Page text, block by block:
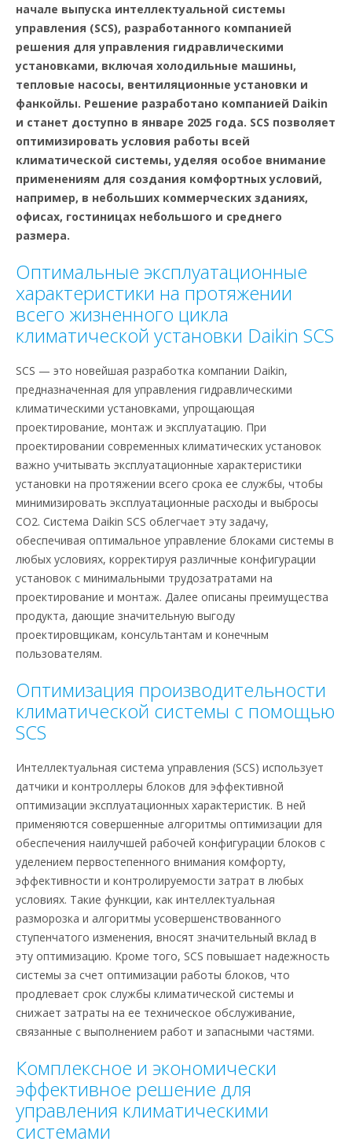
начале выпуска интеллектуальной системы
управления (SCS), разработанного компанией
решения для управления гидравлическими
установками, включая холодильные машины,
тепловые насосы, вентиляционные установки и
фанкойлы. Решение разработано компанией Daikin
и станет доступно в январе 2025 года. SCS позволяет
оптимизировать условия работы всей
климатической системы, уделяя особое внимание
применениям для создания комфортных условий,
например, в небольших коммерческих зданиях,
офисах, гостиницах небольшого и среднего
размера.
Оптимальные эксплуатационные
характеристики на протяжении
всего жизненного цикла
климатической установки Daikin SCS
SCS — это новейшая разработка компании Daikin,
предназначенная для управления гидравлическими
климатическими установками, упрощающая
проектирование, монтаж и эксплуатацию. При
проектировании современных климатических установок
важно учитывать эксплуатационные характеристики
установки на протяжении всего срока ее службы, чтобы
минимизировать эксплуатационные расходы и выбросы
CO2. Система Daikin SCS облегчает эту задачу,
обеспечивая оптимальное управление блоками системы в
любых условиях, корректируя различные конфигурации
установок с минимальными трудозатратами на
проектирование и монтаж. Далее описаны преимущества
продукта, дающие значительную выгоду
проектировщикам, консультантам и конечным
пользователям.
Оптимизация производительности
климатической системы с помощью
SCS
Интеллектуальная система управления (SCS) использует
датчики и контроллеры блоков для эффективной
оптимизации эксплуатационных характеристик. В ней
применяются совершенные алгоритмы оптимизации для
обеспечения наилучшей рабочей конфигурации блоков с
уделением первостепенного внимания комфорту,
эффективности и контролируемости затрат в любых
условиях. Такие функции, как интеллектуальная
разморозка и алгоритмы усовершенствованного
ступенчатого изменения, вносят значительный вклад в
эту оптимизацию. Кроме того, SCS повышает надежность
системы за счет оптимизации работы блоков, что
продлевает срок службы климатической системы и
снижает затраты на ее техническое обслуживание,
связанные с выполнением работ и запасными частями.
Комплексное и экономически
эффективное решение для
управления климатическими
системами